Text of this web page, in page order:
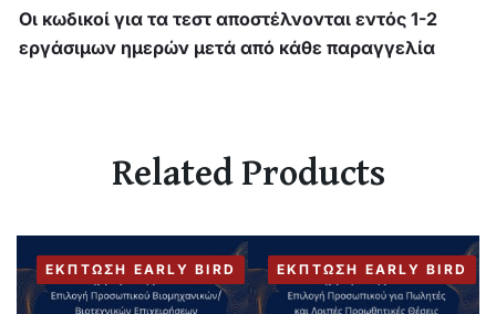
Οι κωδικοί για τα τεστ αποστέλνονται εντός 1-2
εργάσιμων ημερών μετά από κάθε παραγγελία
Related Products
ΈΚΠΤΩΣΗ EARLY BIRD ΈΚΠΤΩΣΗ EARLY BIRD